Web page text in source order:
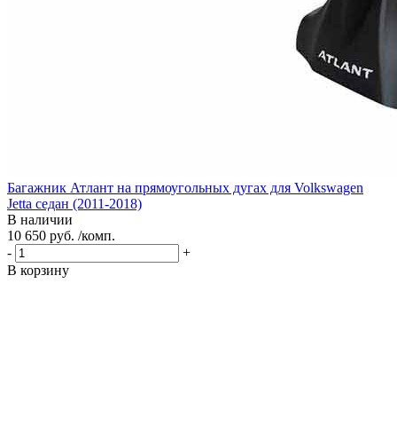
Багажник Атлант на прямоугольных дугах для Volkswagen
Jetta седан (2011-2018)
В наличии
10 650 руб. /комп.
-
+
В корзину